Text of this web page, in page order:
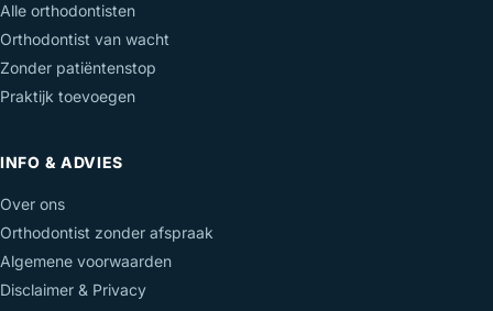
Alle orthodontisten
Orthodontist van wacht
Zonder patiëntenstop
Praktijk toevoegen
INFO & ADVIES
Over ons
Orthodontist zonder afspraak
Algemene voorwaarden
Disclaimer & Privacy